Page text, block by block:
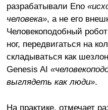
разрабатывали Eno
человека», а не его
Человекоподобный
ног, передвигаться на
складываться как
Genesis AI
выглядеть как люди».
На практике, отмечает